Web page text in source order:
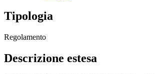
Tipologia
Regolamento
Descrizione estesa